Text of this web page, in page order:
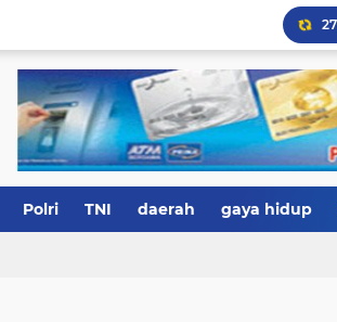
Polri TNI daerah gaya hidup